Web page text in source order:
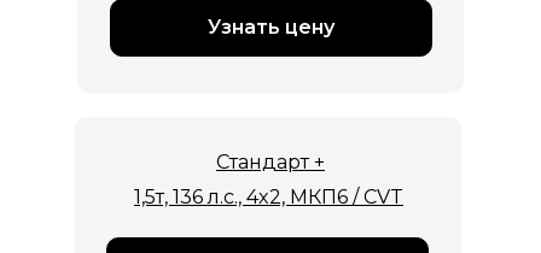
Узнать цену
1,5т, 136 л.с., 4x2, МКП6 / CVT
Стандарт +